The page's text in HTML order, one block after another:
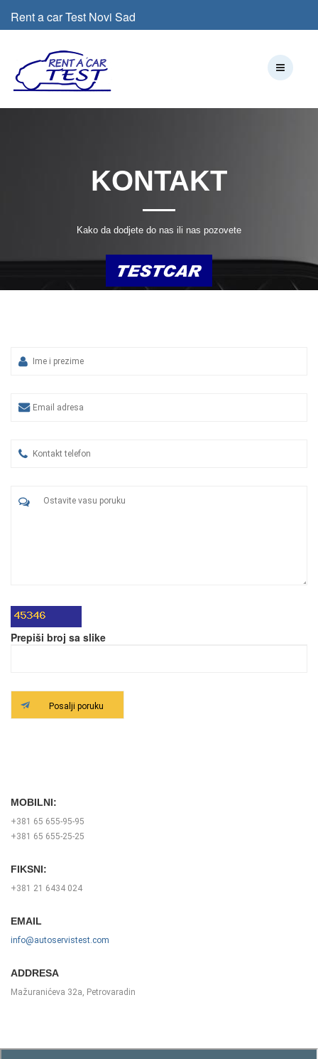
Rent a car Test Novi Sad
KONTAKT
Kako da dodjete do nas ili nas pozovete
Prepiši broj sa slike
MOBILNI:
+381 65 655-95-95
+381 65 655-25-25
FIKSNI:
+381 21 6434 024
EMAIL
info@autoservistest.com
ADDRESA
Mažuranićeva 32a, Petrovaradin